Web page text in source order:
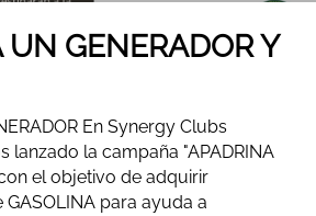
GENERADOR Y
En Synergy Clubs
lanzado la campaña "APADRINA
el objetivo de adquirir
GASOLINA para ayuda a